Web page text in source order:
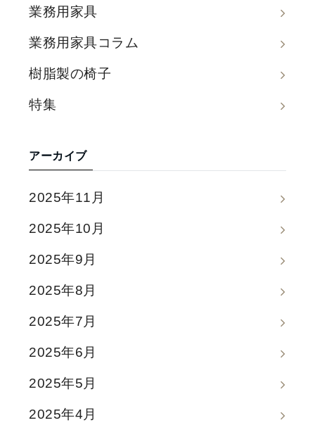
業務用家具
業務用家具コラム
樹脂製の椅子
特集
アーカイブ
2025年11月
2025年10月
2025年9月
2025年8月
2025年7月
2025年6月
2025年5月
2025年4月